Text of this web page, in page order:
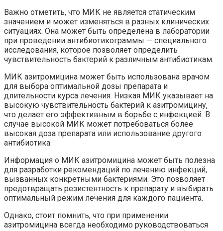
Важно отметить, что МИК не является статическим
значением и может изменяться в разных клинических
ситуациях. Она может быть определена в лаборатории
при проведении антибиотикограммы — специального
исследования, которое позволяет определить
чувствительность бактерий к различным антибиотикам.
МИК азитромицина может быть использована врачом
для выбора оптимальной дозы препарата и
длительности курса лечения. Низкая МИК указывает на
высокую чувствительность бактерий к азитромицину,
что делает его эффективным в борьбе с инфекцией. В
случае высокой МИК может потребоваться более
высокая доза препарата или использование другого
антибиотика.
Информация о МИК азитромицина может быть полезна
для разработки рекомендаций по лечению инфекций,
вызванных конкретными бактериями. Это позволяет
предотвращать резистентность к препарату и выбирать
оптимальный режим лечения для каждого пациента.
Однако, стоит помнить, что при применении
азитромицина всегда необходимо руководствоваться